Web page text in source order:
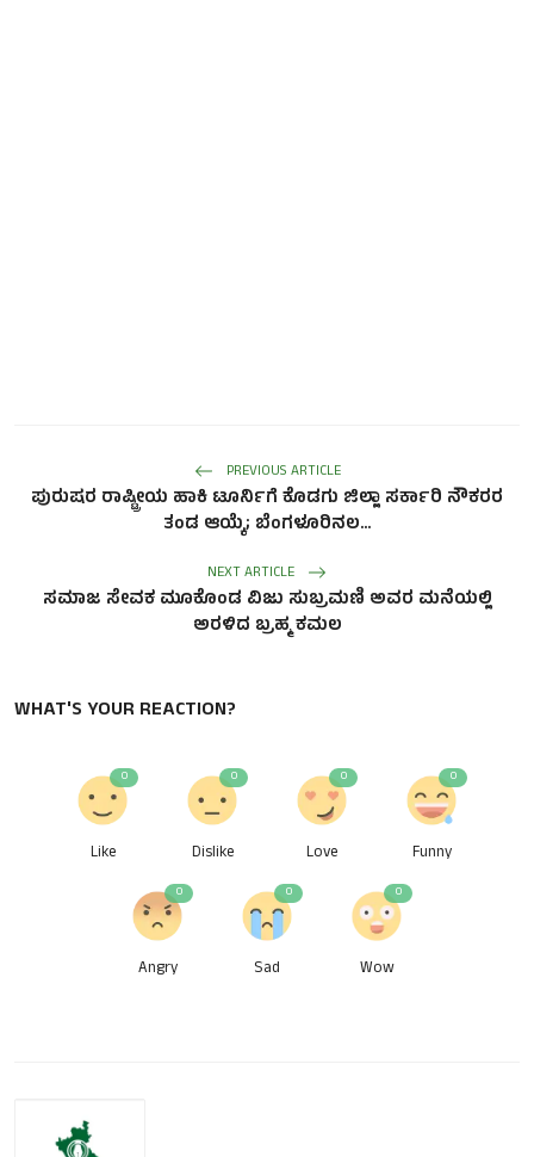
PREVIOUS ARTICLE
ಪುರುಷರ ರಾಷ್ಟ್ರೀಯ ಹಾಕಿ ಟೂರ್ನಿಗೆ ಕೊಡಗು ಜಿಲ್ಲಾ ಸರ್ಕಾರಿ ನೌಕರರ
ತಂಡ ಆಯ್ಕೆ; ಬೆಂಗಳೂರಿನಲ...
NEXT ARTICLE
ಸಮಾಜ ಸೇವಕ ಮೂಕೊಂಡ ವಿಜು ಸುಬ್ರಮಣಿ ಅವರ ಮನೆಯಲ್ಲಿ
ಅರಳಿದ ಬ್ರಹ್ಮ ಕಮಲ
WHAT'S YOUR REACTION?
Like
0
Dislike
0
Love
0
Funny
0
Angry
0
Sad
0
Wow
0